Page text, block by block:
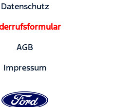
Datenschutz
AGB
Impressum